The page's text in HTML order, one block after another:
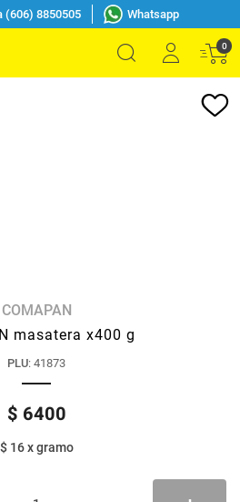
(606) 8850505 Whatsapp
0
COMAPAN
masatera x400 g
PLU: 41873
$ 6400
$ 16xgramo